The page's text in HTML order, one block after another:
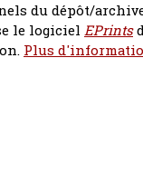
du dépôt/
le logiciel EPrints
Plus